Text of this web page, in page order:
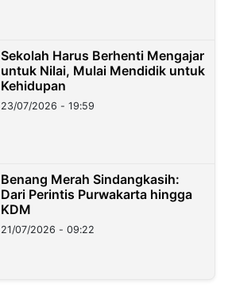
Sekolah Harus Berhenti Mengajar
untuk Nilai, Mulai Mendidik untuk
Kehidupan
23/07/2026 - 19:59
Benang Merah Sindangkasih:
Dari Perintis Purwakarta hingga
KDM
21/07/2026 - 09:22